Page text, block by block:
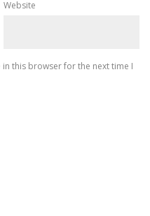
Website
in this browser for the next time I